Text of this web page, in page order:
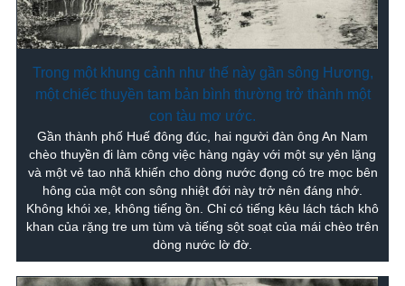
Trong một khung cảnh như thế này gần sông Hương,
một chiếc thuyền tam bản bình thường trở thành một
con tàu mơ ước.
Gần thành phố Huế đông đúc, hai người đàn ông An Nam
chèo thuyền đi làm công việc hàng ngày với một sự yên lặng
và một vẻ tao nhã khiến cho dòng nước đọng có tre mọc bên
hông của một con sông nhiệt đới này trở nên đáng nhớ.
Không khói xe, không tiếng ồn. Chỉ có tiếng kêu lách tách khô
khan của rặng tre um tùm và tiếng sột soạt của mái chèo trên
dòng nước lờ đờ.